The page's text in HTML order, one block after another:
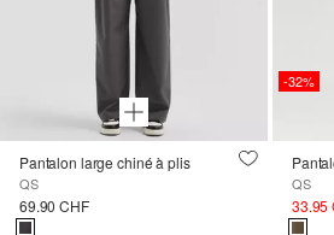
Pantalon large chiné à plis
QS
69.90 CHF
-32%
QS
33.95